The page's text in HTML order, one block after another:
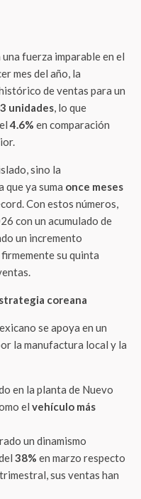
fuerza imparable en el
mes del año, la
de ventas para un
unidades, lo que
4.6% en comparación
sino la
que ya suma once meses
Con estos números,
con un acumulado de
un incremento
su quinta
coreana
se apoya en un
la manufactura local y la
en la planta de Nuevo
el vehículo más
un dinamismo
38% en marzo respecto
sus ventas han